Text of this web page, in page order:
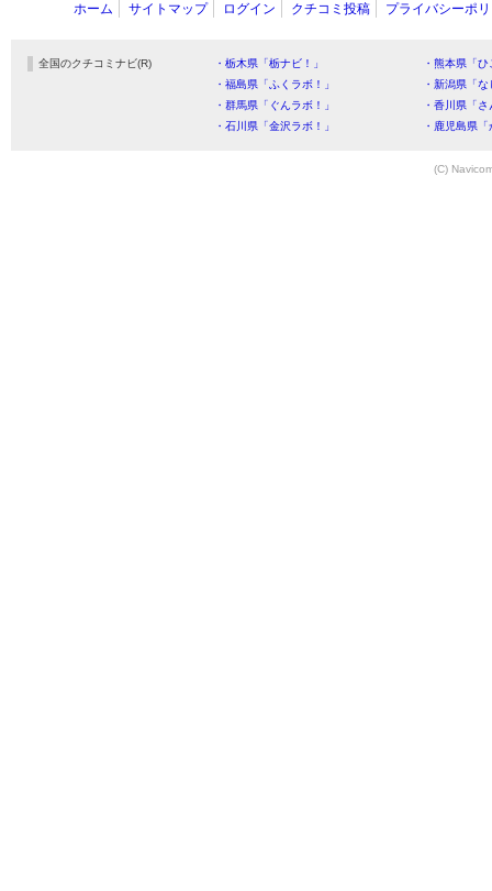
ホーム サイトマップ ログイン クチコミ投稿 プライバシーポ
全国のクチコミナビ(R) ・栃木県「栃ナビ！」
・熊本県「
・福島県「ふくラボ！」
・新潟県「
・群馬県「ぐんラボ！」
・香川県「
・石川県「金沢ラボ！」
・鹿児島県
(C)